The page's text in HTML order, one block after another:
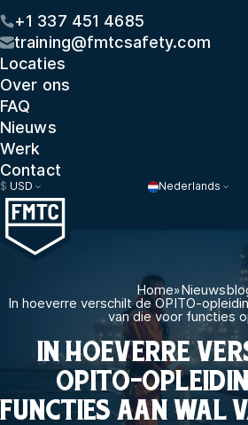
+1 337 451 4685
training@fmtcsafety.com
Locaties
Over ons
FAQ
Nieuws
Werk
Contact
$ USD Nederlands
Home»
In hoeverre verschilt de OPITO-
van die voor functies
IN HOEVERRE
OPITO-
FUNCTIES AAN WAL